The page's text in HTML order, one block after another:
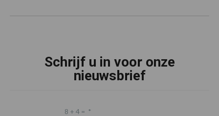
Schrijf u in voor onze
nieuwsbrief
8 + 4 = *